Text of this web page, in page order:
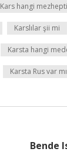
Kars hangi
Karslılar şii mi
Karsta hangi
Karsta Rus var mı
Bende